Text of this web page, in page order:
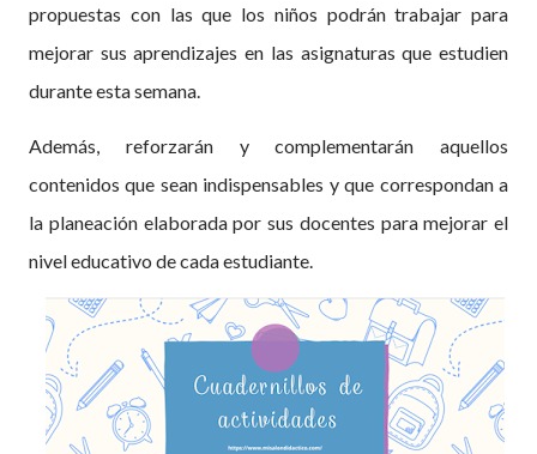
propuestas con las que los niños podrán trabajar para
mejorar sus aprendizajes en las asignaturas que estudien
durante esta semana.
Además, reforzarán y complementarán aquellos
contenidos que sean indispensables y que correspondan a
la planeación elaborada por sus docentes para mejorar el
nivel educativo de cada estudiante.